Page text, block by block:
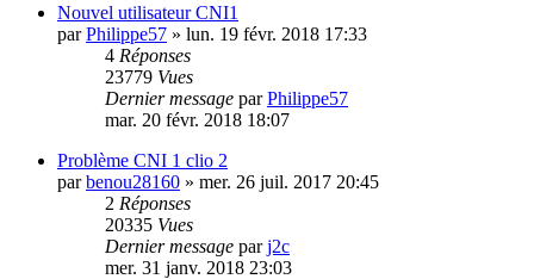
Nouvel utilisateur CNI1
parPhilippe57 » lun. 19 févr. 2018 17:33
4 Réponses
23779 Vues
Dernier message parPhilippe57
mar. 20 févr. 2018 18:07
Problème CNI 1 clio 2
parbenou28160 » mer. 26 juil. 2017 20:45
2 Réponses
20335 Vues
Dernier message parj2c
mer. 31 janv. 2018 23:03